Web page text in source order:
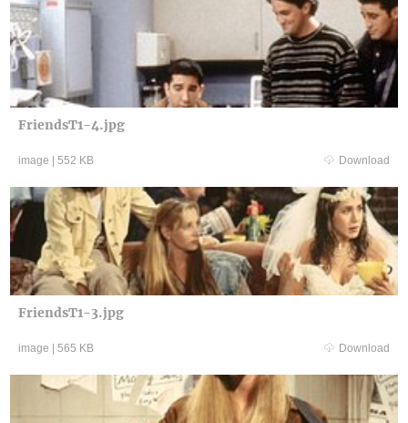
FriendsT1-4.jpg
image 552 KB Download
FriendsT1-3.jpg
image 565 KB Download